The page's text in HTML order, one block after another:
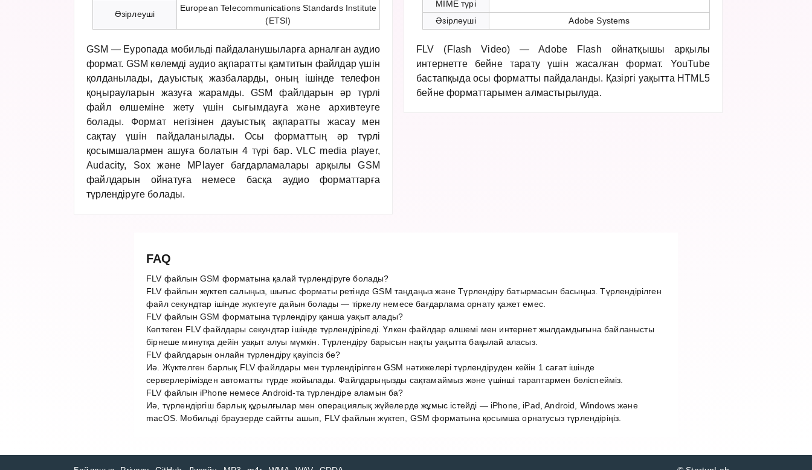
Әзірлеуші
European Telecommunications Standards Institute
(ETSI)
GSM — Еуропада мобильді пайдаланушыларға арналған аудио
формат. GSM көлемді аудио ақпаратты қамтитын файлдар үшін
қолданылады, дауыстық жазбаларды, оның ішінде телефон
қоңырауларын жазуға жарамды. GSM файлдарын әр түрлі
файл өлшеміне жету үшін сығымдауға және архивтеуге
болады. Формат негізінен дауыстық ақпаратты жасау мен
сақтау үшін пайдаланылады. Осы форматтың әр түрлі
қосымшалармен ашуға болатын 4 түрі бар. VLC media player,
Audacity, Sox және MPlayer бағдарламалары арқылы GSM
файлдарын ойнатуға немесе басқа аудио форматтарға
түрлендіруге болады.
MIME түрі
Әзірлеуші
Adobe Systems
FLV (Flash Video) — Adobe Flash ойнатқышы арқылы
интернетте бейне тарату үшін жасалған формат. YouTube
бастапқыда осы форматты пайдаланды. Қазіргі уақытта HTML5
бейне форматтарымен алмастырылуда.
FAQ
FLV файлын GSM форматына қалай түрлендіруге болады?
FLV файлын жүктеп салыңыз, шығыс форматы ретінде GSM таңдаңыз және Түрлендіру батырмасын басыңыз. Түрлендірілген
файл секундтар ішінде жүктеуге дайын болады — тіркелу немесе бағдарлама орнату қажет емес.
FLV файлын GSM форматына түрлендіру қанша уақыт алады?
Көптеген FLV файлдары секундтар ішінде түрлендіріледі. Үлкен файлдар өлшемі мен интернет жылдамдығына байланысты
бірнеше минутқа дейін уақыт алуы мүмкін. Түрлендіру барысын нақты уақытта бақылай аласыз.
FLV файлдарын онлайн түрлендіру қауіпсіз бе?
Иә. Жүктелген барлық FLV файлдары мен түрлендірілген GSM нәтижелері түрлендіруден кейін 1 сағат ішінде
серверлерімізден автоматты түрде жойылады. Файлдарыңызды сақтамаймыз және үшінші тараптармен бөліспейміз.
FLV файлын iPhone немесе Android-та түрлендіре аламын ба?
Иә, түрлендіргіш барлық құрылғылар мен операциялық жүйелерде жұмыс істейді — iPhone, iPad, Android, Windows және
macOS. Мобильді браузерде сайтты ашып, FLV файлын жүктеп, GSM форматына қосымша орнатусыз түрлендіріңіз.